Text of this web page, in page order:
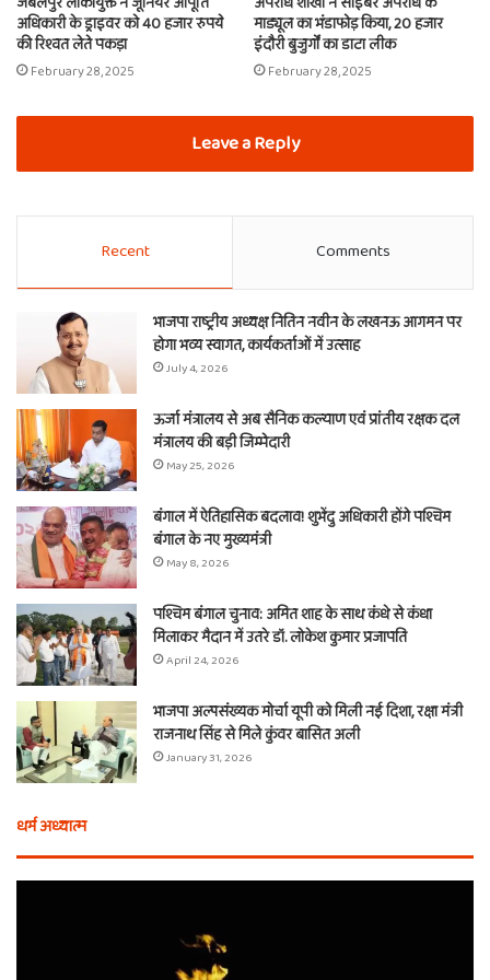
अधिकारी के ड्राइवर को 40 हजार रुपये
की रिश्वत लेते पकड़ा
February 28, 2025
माड्यूल का भंडाफोड़ किया, 20 हजार
इंदौरी बुजुर्गों का डाटा लीक
February 28, 2025
Leave a Reply
Recent Comments
भाजपा राष्ट्रीय अध्यक्ष नितिन नवीन के लखनऊ आगमन पर
होगा भव्य स्वागत, कार्यकर्ताओं में उत्साह
July 4, 2026
ऊर्जा मंत्रालय से अब सैनिक कल्याण एवं प्रांतीय रक्षक दल
मंत्रालय की बड़ी जिम्मेदारी
May 25, 2026
बंगाल में ऐतिहासिक बदलाव! शुभेंदु अधिकारी होंगे पश्चिम
बंगाल के नए मुख्यमंत्री
May 8, 2026
पश्चिम बंगाल चुनाव: अमित शाह के साथ कंधे से कंधा
मिलाकर मैदान में उतरे डॉ. लोकेश कुमार प्रजापति
April 24, 2026
भाजपा अल्पसंख्यक मोर्चा यूपी को मिली नई दिशा, रक्षा मंत्री
राजनाथ सिंह से मिले कुंवर बासित अली
January 31, 2026
धर्म अध्यात्म